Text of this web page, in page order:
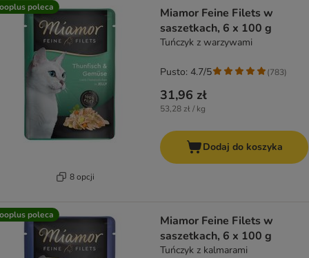
poleca
8 opcji
Miamor Feine Filets w
saszetkach, 6 x 100 g
Tuńczyk z warzywami
31,96 zł
53,28 zł / kg
Pusto: 4.7/5 (783)
Dodaj do koszyka
poleca
Miamor Feine Filets w
saszetkach, 6 x 100 g
Tuńczyk z kalmarami